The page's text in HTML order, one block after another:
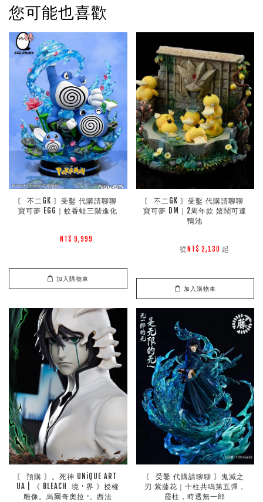
您可能也喜歡
〘 不二GK 〙受鑿 代購請聊聊
寶可夢 EGG｜蚊香蛙三階進化
NT$ 9,999
加入購物車
〘 不二GK 〙受鑿 代購請聊聊
寶可夢 DM｜2周年款 嬉鬧可達
鴨池
        從
NT$ 2,130 起
加入購物車
〘 預購 〙。死神 UNiQUE ART
UA | 《 BLEACH  境 · 界 》授權
雕像。烏爾奇奧拉 ·。西法
〘 受鑿 代購請聊聊 〙鬼滅之
刃 紫藤花｜十柱共鳴第五彈，
霞柱，時透無一郎